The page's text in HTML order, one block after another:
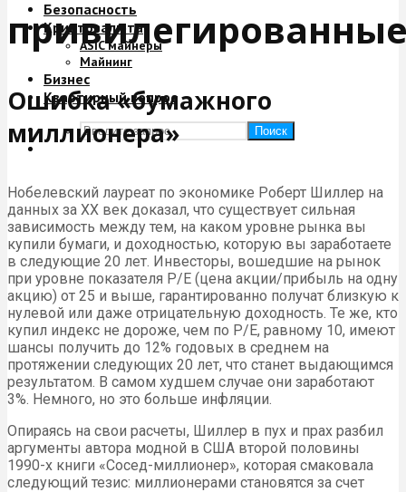
Безопасность
Криптовалюта
ASIC майнеры
Майнинг
Бизнес
Квартирный вопрос
Поиск
Ошибка «бумажного
миллионера»
Нобелевский лауреат по экономике Роберт Шиллер на
данных за XX век доказал, что существует сильная
зависимость между тем, на каком уровне рынка вы
купили бумаги, и доходностью, которую вы заработаете
в следующие 20 лет. Инвесторы, вошедшие на рынок
при уровне показателя P/E (цена акции/прибыль на одну
акцию) от 25 и выше, гарантированно получат близкую к
нулевой или даже отрицательную доходность. Те же, кто
купил индекс не дороже, чем по P/E, равному 10, имеют
шансы получить до 12% годовых в среднем на
протяжении следующих 20 лет, что станет выдающимся
результатом. В самом худшем случае они заработают
3%. Немного, но это больше инфляции.
Опираясь на свои расчеты, Шиллер в пух и прах разбил
аргументы автора модной в США второй половины
1990-х книги «Сосед-миллионер», которая смаковала
следующий тезис: миллионерами становятся за счет